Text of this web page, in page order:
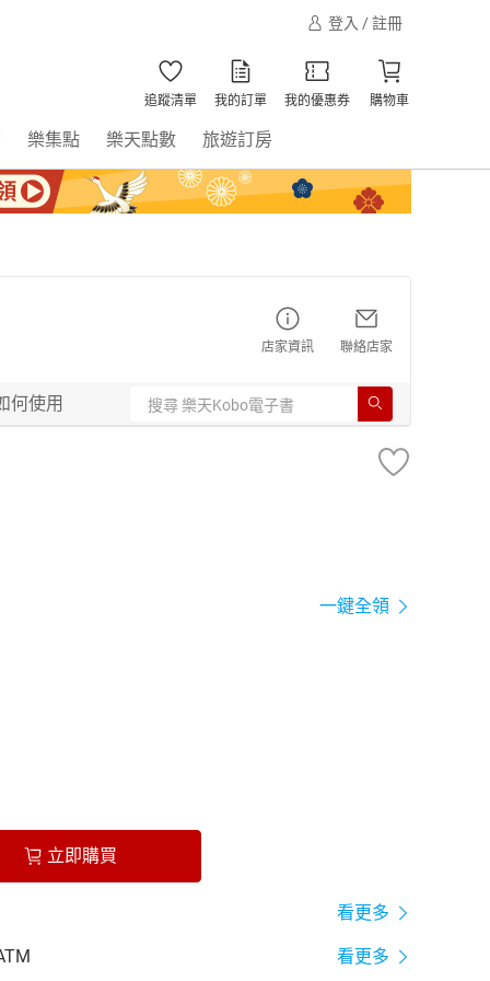
登入 / 註冊
追蹤清單 我的訂單 我的優惠券 購物車
樂集點 樂天點數 旅遊訂房
店家資訊 聯絡店家
何使用
一鍵全領
立即購買
看更多
看更多